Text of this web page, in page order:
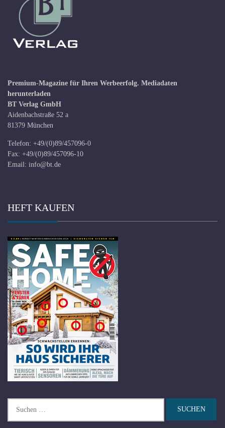
Premium-Magazine für Ihren Werbeerfolg. Mediadaten
herunterladen
BT Verlag GmbH
Aidenbachstraße 52 a
81379 München
Telefon: +49/(0)89/457096-0
Fax: +49/(0)89/457096-10
Email: info@bt.de
HEFT KAUFEN
nach: